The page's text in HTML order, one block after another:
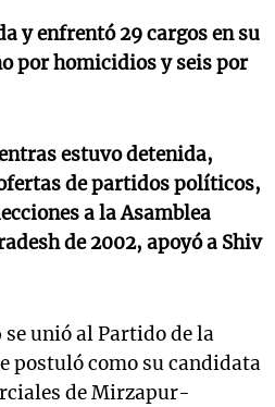
y enfrentó 29 cargos en su
por homicidios y seis por
estuvo detenida,
de partidos políticos,
a la Asamblea
de 2002, apoyó a Shiv
unió al Partido de la
postuló como su candidata
de Mirzapur-